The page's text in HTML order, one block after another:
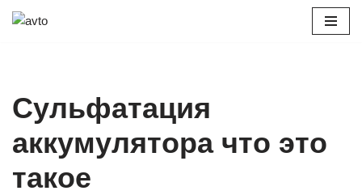
Сульфатация
аккумулятора что это
такое